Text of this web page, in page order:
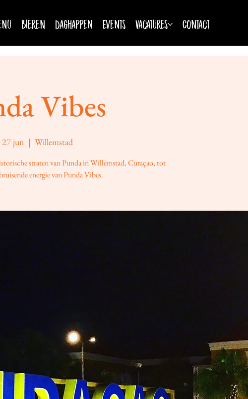
Bieren Daghappen Events Vacatures Contact
Vibes
27 jun
  |
Willemstad
straten van Punda in Willemstad, Curaçao, tot
energie van Punda Vibes.